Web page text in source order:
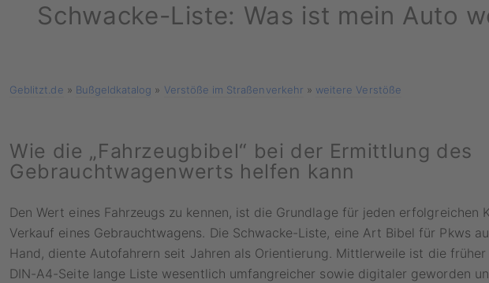
Schwacke-Liste: Was ist mein Auto
Geblitzt.de » Bußgeldkatalog » Verstöße im Straßenverkehr » weitere Verstöße
Wie die „Fahrzeugbibel“ bei der Ermittlung des
Gebrauchtwagenwerts helfen kann
Den Wert eines Fahrzeugs zu kennen, ist die Grundlage für jeden erfolgreichen
Verkauf eines Gebrauchtwagens. Die Schwacke-Liste, eine Art Bibel für Pkws
Hand, diente Autofahrern seit Jahren als Orientierung. Mittlerweile ist die früher
DIN-A4-Seite lange Liste wesentlich umfangreicher sowie digitaler geworden